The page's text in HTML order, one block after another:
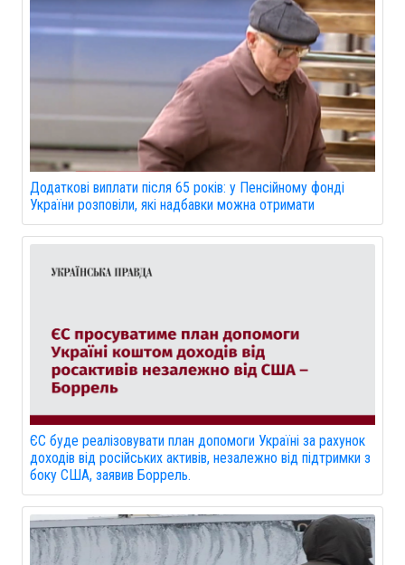
Додаткові виплати після 65 років: у Пенсійному фонді
України розповіли, які надбавки можна отримати
ЄС буде реалізовувати план допомоги Україні за рахунок
доходів від російських активів, незалежно від підтримки з
боку США, заявив Боррель.